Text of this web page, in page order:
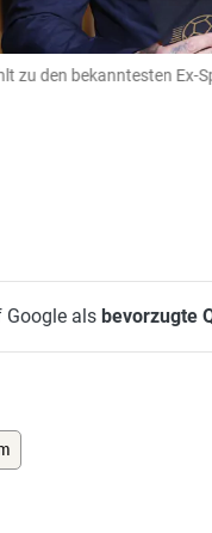
zu den bekanntesten Ex-
als bevorzugte